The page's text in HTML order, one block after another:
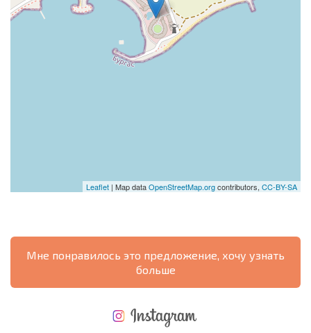
Leaflet | Map dataOpenStreetMap.orgcontributors, CC-BY-SA
Мне понравилось это предложение, хочу узнать
больше